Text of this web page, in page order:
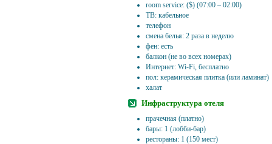
room service: ($) (07:00 – 02:00)
ТВ: кабельное
телефон
смена белья: 2 раза в неделю
фен: есть
балкон (не во всех номерах)
Интернет: Wi-Fi, бесплатно
пол: керамическая плитка (или ламинат)
халат
Инфраструктура отеля
прачечная (платно)
бары: 1 (лобби-бар)
рестораны: 1 (150 мест)